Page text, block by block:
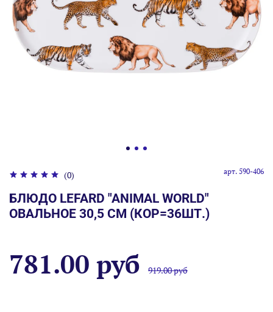
(0) арт. 590-406
БЛЮДО LEFARD "ANIMAL WORLD"
ОВАЛЬНОЕ 30,5 СМ (КОР=36ШТ.)
781.00 руб 919.00 руб